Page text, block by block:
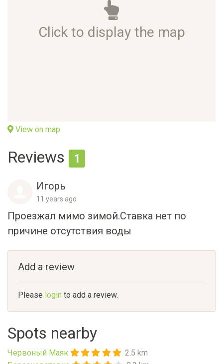
Click to display the map
View on map
Reviews 1
Игорь
11 years ago
Проезжал мимо зимой.Ставка нет по
причине отсутствия воды
Add a review
Please login to add a review.
Spots nearby
Червоный Маяк
2.5 km